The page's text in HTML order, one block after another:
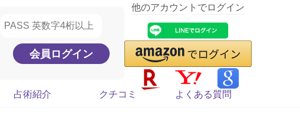
他のアカウントでログイン
占術紹介 クチコミ よくある質問